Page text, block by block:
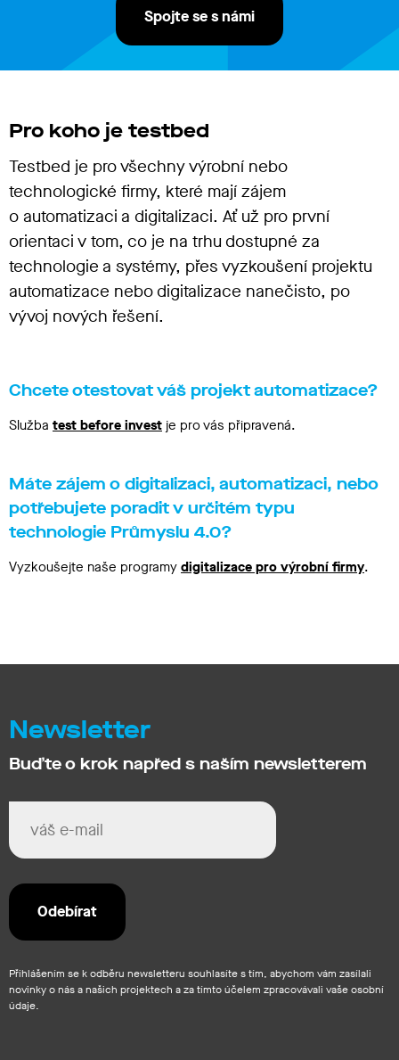
Spojte se s námi
Pro koho je testbed
Testbed je pro všechny výrobní nebo
technologické firmy, které mají zájem
o automatizaci a digitalizaci. Ať už pro první
orientaci v tom, co je na trhu dostupné za
technologie a systémy, přes vyzkoušení projektu
automatizace nebo digitalizace nanečisto, po
vývoj nových řešení.
Chcete otestovat váš projekt automatizace?
Služba test before invest je pro vás připravená.
Máte zájem o digitalizaci, automatizaci, nebo
potřebujete poradit v určitém typu
technologie Průmyslu 4.0?
Vyzkoušejte naše programy digitalizace pro výrobní firmy.
Newsletter
Buďte o krok napřed s naším newsletterem
Přihlášením se k odběru newsletteru souhlasíte s tím, abychom vám zasílali
novinky o nás a našich projektech a za tímto účelem zpracovávali vaše osobní
údaje.